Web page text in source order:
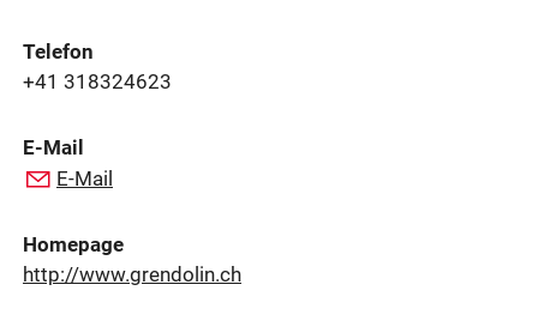
Telefon
+41 318324623
E-Mail
E-Mail
Homepage
http://www.grendolin.ch